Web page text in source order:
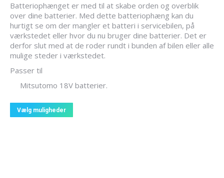
Batteriophænget er med til at skabe orden og overblik
over dine batterier. Med dette batteriophæng kan du
hurtigt se om der mangler et batteri i servicebilen, på
værkstedet eller hvor du nu bruger dine batterier. Det er
derfor slut med at de roder rundt i bunden af bilen eller alle
mulige steder i værkstedet.
Passer til
Mitsutomo 18V batterier.
Vælg muligheder
vare